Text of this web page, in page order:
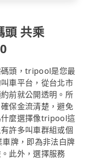
頭 共乘
碼頭，tripool是您最
車平台，從台北市
前就公開透明。所
保金流清楚，避免
什麼選擇像tripool這
許多叫車群組或個
牌，即為非法白牌
此外，選擇服務